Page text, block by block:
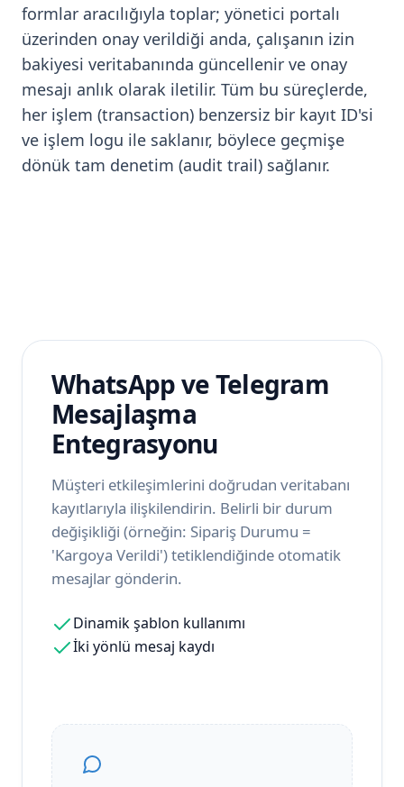
formlar aracılığıyla toplar; yönetici portalı
üzerinden onay verildiği anda, çalışanın izin
bakiyesi veritabanında güncellenir ve onay
mesajı anlık olarak iletilir. Tüm bu süreçlerde,
her işlem (transaction) benzersiz bir kayıt ID'si
ve işlem logu ile saklanır, böylece geçmişe
dönük tam denetim (audit trail) sağlanır.
WhatsApp ve Telegram
Mesajlaşma
Entegrasyonu
Müşteri etkileşimlerini doğrudan veritabanı
kayıtlarıyla ilişkilendirin. Belirli bir durum
değişikliği (örneğin: Sipariş Durumu =
'Kargoya Verildi') tetiklendiğinde otomatik
mesajlar gönderin.
Dinamik şablon kullanımı
İki yönlü mesaj kaydı